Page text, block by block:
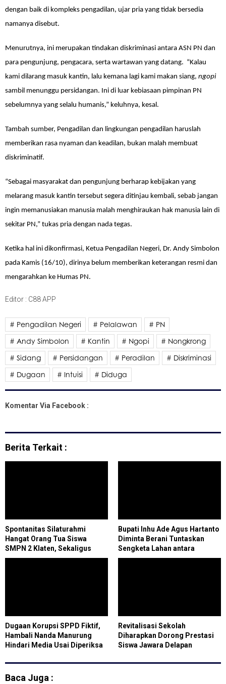
dengan baik di kompleks pengadilan, ujar pria yang tidak bersedia
namanya disebut.
Menurutnya, ini merupakan tindakan diskriminasi antara ASN PN dan
para pengunjung, pengacara, serta wartawan yang datang. “Kalau
kami dilarang masuk kantin, lalu kemana lagi kami makan siang, ngopi
sambil menunggu persidangan. Ini di luar kebiasaan pimpinan PN
sebelumnya yang selalu humanis,” keluhnya, kesal.
Tambah sumber, Pengadilan dan lingkungan pengadilan haruslah
memberikan rasa nyaman dan keadilan, bukan malah membuat
diskriminatif.
“Sebagai masyarakat dan pengunjung berharap kebijakan yang
melarang masuk kantin tersebut segera ditinjau kembali, sebab jangan
ingin memanusiakan manusia malah menghiraukan hak manusia lain di
sekitar PN,” tukas pria dengan nada tegas.
Ketika hal ini dikonfirmasi, Ketua Pengadilan Negeri, Dr. Andy Simbolon
pada Kamis (16/10), dirinya belum memberikan keterangan resmi dan
mengarahkan ke Humas PN.
Editor : C88 APP
# Pengadilan Negeri # Pelalawan
# PN
# Andy Simbolon
# Kantin # Ngopi
# Nongkrong
# Sidang
# Persidangan # Peradilan
# Diskriminasi
# Dugaan
# Intuisi # Diduga
Komentar Via Facebook :
Berita Terkait :
Spontanitas Silaturahmi
Hangat Orang Tua Siswa
SMPN 2 Klaten, Sekaligus
Lepas Sambut Eks Kepala
Bupati Inhu Ade Agus Hartanto
Diminta Berani Tuntaskan
Sengketa Lahan antara
Masyarakat dan PT. SBP
Dugaan Korupsi SPPD Fiktif,
Hambali Nanda Manurung
Hindari Media Usai Diperiksa
Revitalisasi Sekolah
Diharapkan Dorong Prestasi
Siswa Jawara Delapan
Baca Juga :